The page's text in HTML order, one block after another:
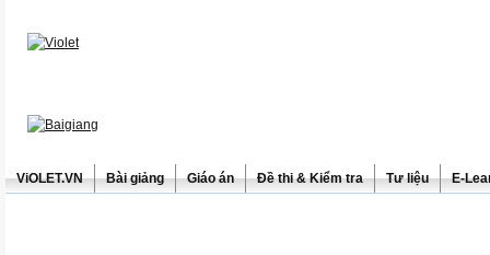
ViOLET.VN Bài giảng Giáo án Đề thi & Kiểm tra Tư liệu E-